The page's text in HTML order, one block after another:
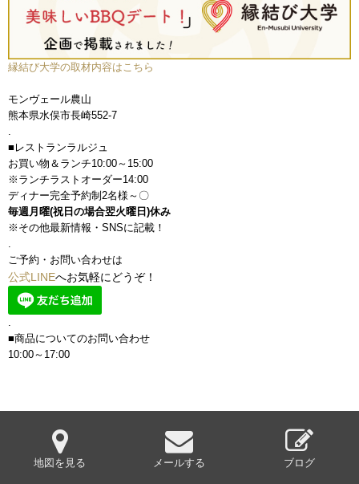
縁結び大学の取材内容はこちら
モンヴェール農山
熊本県水俣市長崎552-7
■レストランラルジュ
お買い物＆ランチ10:00～15:00
※ランチラストオーダー14:00
ディナー完全予約制2名様～〇
毎週月曜(祝日の場合翌火曜日)休み
※その他最新情報・SNSに記載！
ご予約・お問い合わせは
公式LINEへお気軽にどうぞ！
.
■商品についてのお問い合わせ
10:00～17:00
地図を見る メールする ブログ